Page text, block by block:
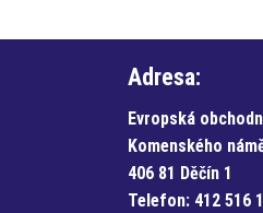
Adresa:
Evropská
Komenského
406 81 Děčín 1
Telefon: 412 516